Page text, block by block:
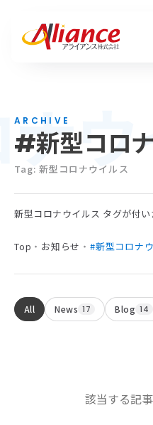
Mission・Vision・Value
会社概要
サービス
ハピワク・HR事業
保険代理店事業
ARCHIVE
#新型コロ
Tag: 新型コロナウイルス
新型コロナウイルス タグが付い
Top ・ お知らせ ・#新型コロナ
All News 17 Blog 14
該当する記